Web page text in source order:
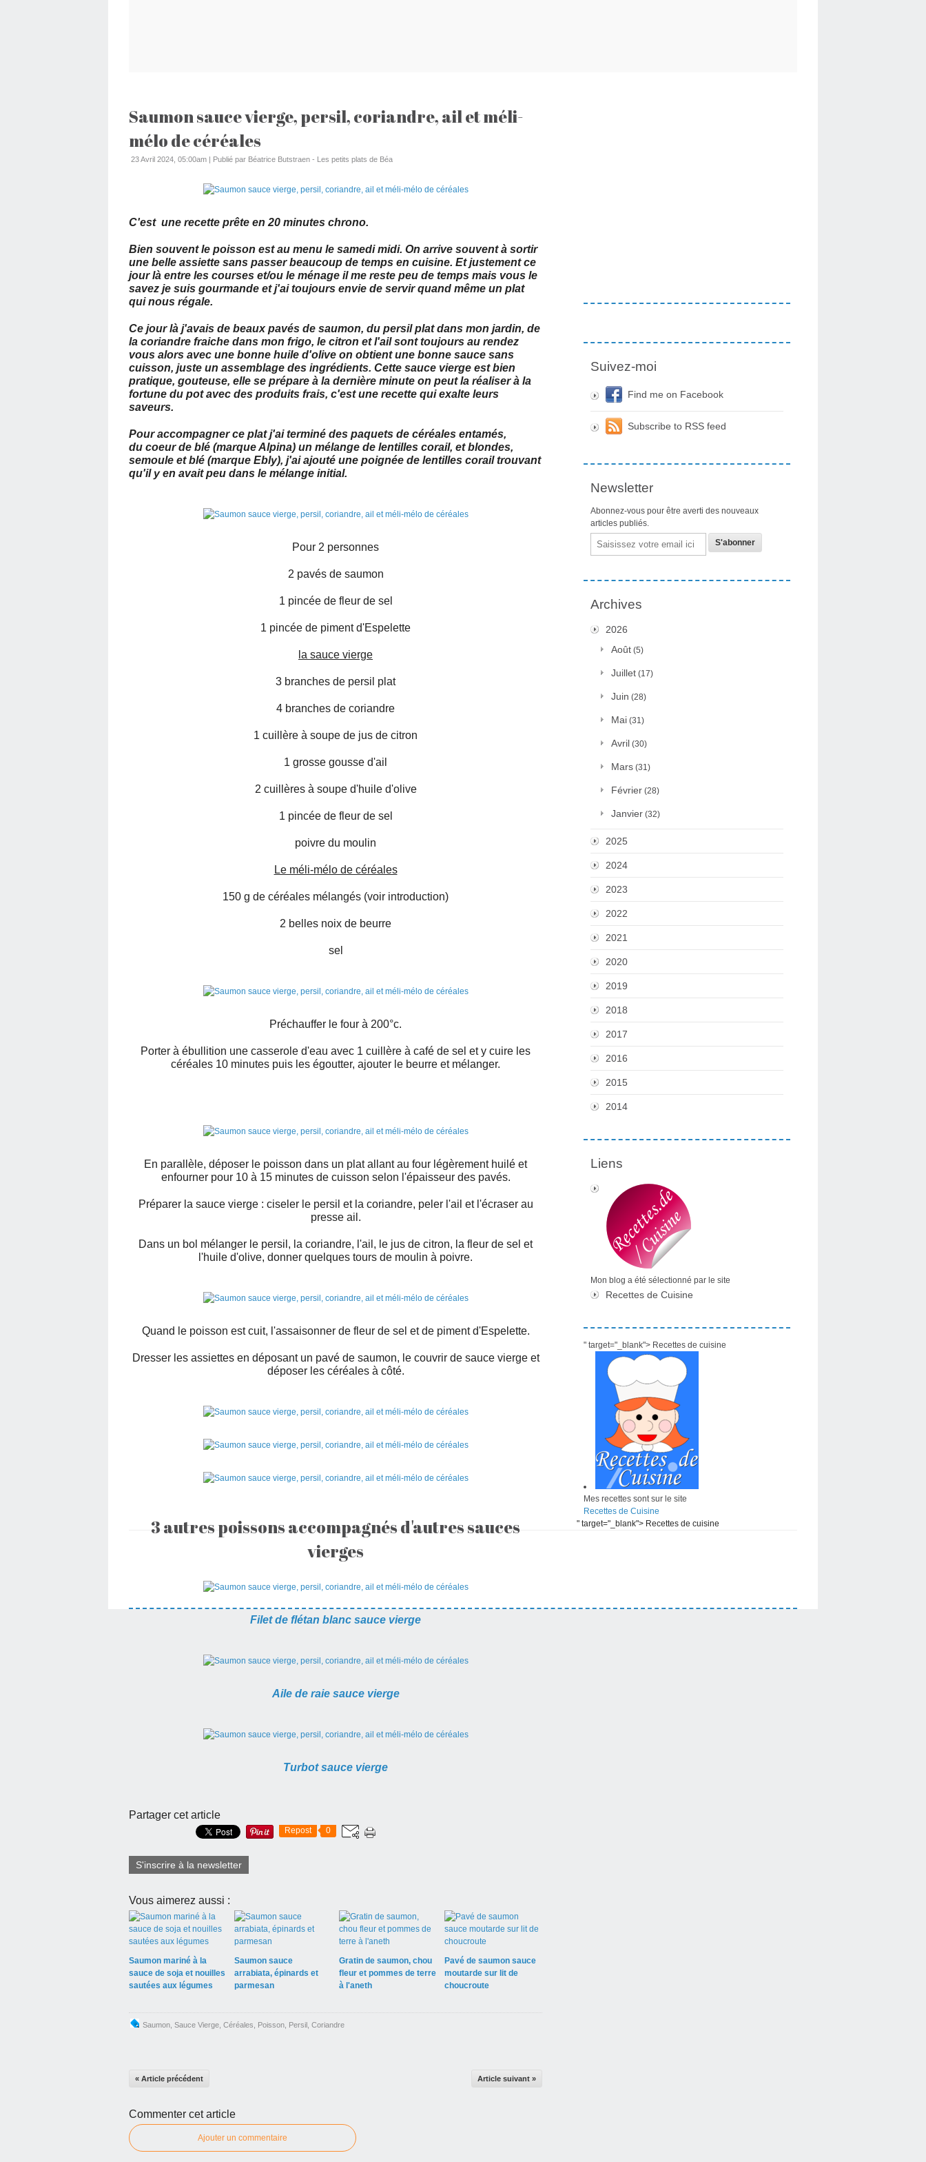
Saumon sauce vierge, persil, coriandre, ail et méli-
mélo de céréales
23 Avril 2024, 05:00am | Publié par Béatrice Butstraen - Les petits plats de Béa
C'est une recette prête en 20 minutes chrono.
Bien souvent le poisson est au menu le samedi midi. On arrive souvent à sortir
une belle assiette sans passer beaucoup de temps en cuisine. Et justement ce
jour là entre les courses et/ou le ménage il me reste peu de temps mais vous le
savez je suis gourmande et j'ai toujours envie de servir quand même un plat
qui nous régale.
Ce jour là j'avais de beaux pavés de saumon, du persil plat dans mon jardin, de
la coriandre fraiche dans mon frigo, le citron et l'ail sont toujours au rendez
vous alors avec une bonne huile d'olive on obtient une bonne sauce sans
cuisson, juste un assemblage des ingrédients. Cette sauce vierge est bien
pratique, gouteuse, elle se prépare à la dernière minute on peut la réaliser à la
fortune du pot avec des produits frais, c'est une recette qui exalte leurs
saveurs.
Pour accompagner ce plat j'ai terminé des paquets de céréales entamés,
du coeur de blé (marque Alpina) un mélange de lentilles corail, et blondes,
semoule et blé (marque Ebly), j'ai ajouté une poignée de lentilles corail trouvant
qu'il y en avait peu dans le mélange initial.
Pour 2 personnes
2 pavés de saumon
1 pincée de fleur de sel
1 pincée de piment d'Espelette
la sauce vierge
3 branches de persil plat
4 branches de coriandre
1 cuillère à soupe de jus de citron
1 grosse gousse d'ail
2 cuillères à soupe d'huile d'olive
1 pincée de fleur de sel
poivre du moulin
Le méli-mélo de céréales
150 g de céréales mélangés (voir introduction)
2 belles noix de beurre
sel
Préchauffer le four à 200°c.
Porter à ébullition une casserole d'eau avec 1 cuillère à café de sel et y cuire les
céréales 10 minutes puis les égoutter, ajouter le beurre et mélanger.
En parallèle, déposer le poisson dans un plat allant au four légèrement huilé et
enfourner pour 10 à 15 minutes de cuisson selon l'épaisseur des pavés.
Préparer la sauce vierge : ciseler le persil et la coriandre, peler l'ail et l'écraser au
presse ail.
Dans un bol mélanger le persil, la coriandre, l'ail, le jus de citron, la fleur de sel et
l'huile d'olive, donner quelques tours de moulin à poivre.
Quand le poisson est cuit, l'assaisonner de fleur de sel et de piment d'Espelette.
Dresser les assiettes en déposant un pavé de saumon, le couvrir de sauce vierge et
déposer les céréales à côté.
3 autres poissons accompagnés d'autres sauces
vierges
Filet de flétan blanc sauce vierge
Aile de raie sauce vierge
Turbot sauce vierge
Partager cet article
Repost 0
S'inscrire à la newsletter
Vous aimerez aussi :
Saumon mariné à la
sauce de soja et nouilles
sautées aux légumes
Saumon sauce
arrabiata, épinards et
parmesan
Gratin de saumon, chou
fleur et pommes de terre
à l'aneth
Pavé de saumon sauce
moutarde sur lit de
choucroute
Saumon Sauce Vierge Céréales Poisson Persil Coriandre
« Article précédent Article suivant »
Commenter cet article
Ajouter un commentaire
Suivez-moi
Find me on Facebook
Subscribe to RSS feed
Newsletter
Abonnez-vous pour être averti des nouveaux
articles publiés.
Email
Archives
2026
Août (5)
Juillet (17)
Juin (28)
Mai (31)
Avril (30)
Mars (31)
Février (28)
Janvier (32)
2025
2024
2023
2022
2021
2020
2019
2018
2017
2016
2015
2014
Liens
Mon blog a été sélectionné par le site
Recettes de Cuisine
" target="_blank"> Recettes de cuisine
Mes recettes sont sur le site
Recettes de Cuisine
" target="_blank"> Recettes de cuisine